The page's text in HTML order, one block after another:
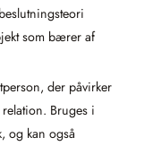
som bærer af
der påvirker
Bruges i
og kan også